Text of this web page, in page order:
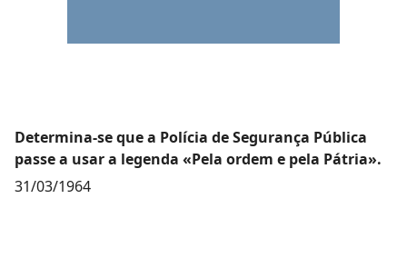
Determina-se que a Polícia de Segurança Pública
passe a usar a legenda «Pela ordem e pela Pátria».
31/03/1964